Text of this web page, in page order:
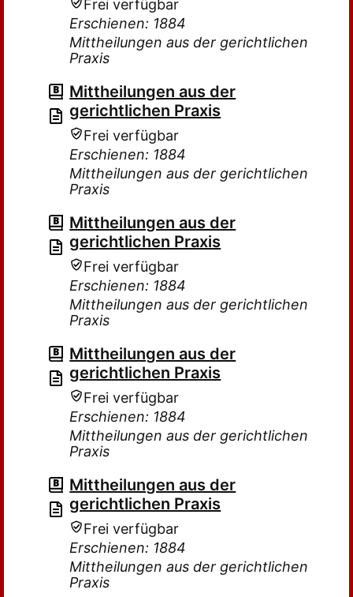
Frei verfügbar
Erschienen: 1884
Mittheilungen aus der gerichtlichen
Praxis
Mittheilungen aus der
gerichtlichen Praxis
Frei verfügbar
Erschienen: 1884
Mittheilungen aus der gerichtlichen
Praxis
Mittheilungen aus der
gerichtlichen Praxis
Frei verfügbar
Erschienen: 1884
Mittheilungen aus der gerichtlichen
Praxis
Mittheilungen aus der
gerichtlichen Praxis
Frei verfügbar
Erschienen: 1884
Mittheilungen aus der gerichtlichen
Praxis
Mittheilungen aus der
gerichtlichen Praxis
Frei verfügbar
Erschienen: 1884
Mittheilungen aus der gerichtlichen
Praxis